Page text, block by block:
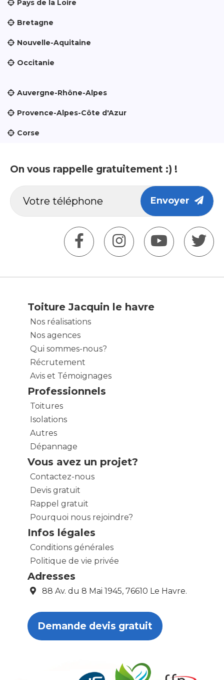
Pays de la Loire
Bretagne
Nouvelle-Aquitaine
Occitanie
Auvergne-Rhône-Alpes
Provence-Alpes-Côte d'Azur
Corse
On vous rappelle gratuitement :) !
Envoyer
Toiture Jacquin le havre
Nos réalisations
Nos agences
Qui sommes-nous?
Récrutement
Avis et Témoignages
Professionnels
Toitures
Isolations
Autres
Dépannage
Vous avez un projet?
Contactez-nous
Devis gratuit
Rappel gratuit
Pourquoi nous rejoindre?
Infos légales
Conditions générales
Politique de vie privée
Adresses
88 Av. du 8 Mai 1945, 76610 Le Havre.
Demande devis gratuit